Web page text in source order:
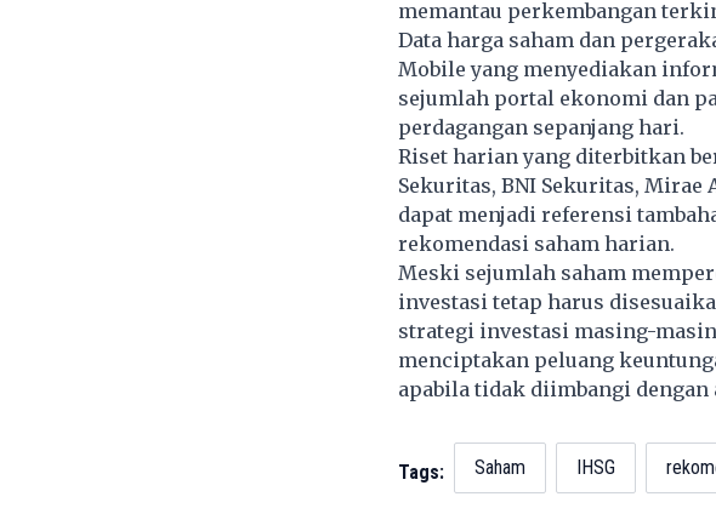
memantau perkembangan
Data harga saham dan
Mobile yang menyediakan
sejumlah portal ekonomi dan
perdagangan sepanjang hari.
Riset harian yang diterbitkan
Sekuritas, BNI Sekuritas, Mirae
dapat menjadi referensi
rekomendasi saham harian.
Meski sejumlah saham
investasi tetap harus
strategi investasi masing-
menciptakan peluang
apabila tidak diimbangi dengan
Tags: Saham IHSG